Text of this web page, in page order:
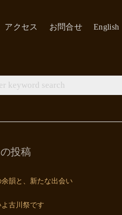
アクセス お問合せ English
投稿
韻と、新たな出会い
古川祭です